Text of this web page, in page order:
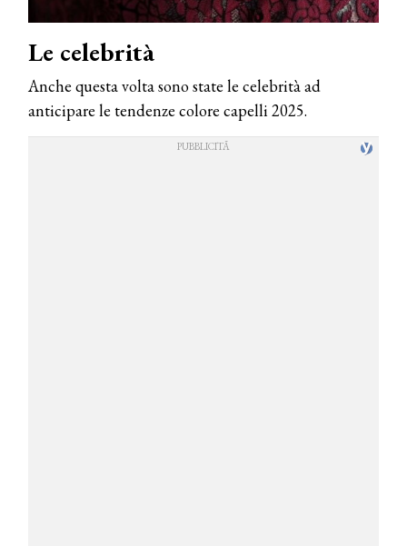
Le celebrità
Anche questa volta sono state le celebrità ad
anticipare le tendenze colore capelli 2025.